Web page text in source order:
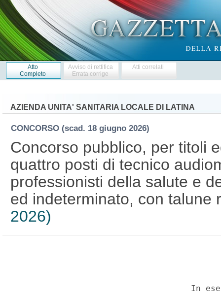
Atto
Completo
Avviso di rettifica
Errata corrige
Atti correlati
AZIENDA UNITA' SANITARIA LOCALE DI LATINA
CONCORSO (scad. 18 giugno 2026)
Concorso pubblico, per titoli
quattro posti di tecnico
professionisti della salute e
ed indeterminato, con talune
2026)